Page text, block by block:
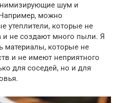
шум и
можно
утеплители, которые не
и не создают много пыли. Я
материалы, которые не
и не имеют неприятного
для соседей, но и для